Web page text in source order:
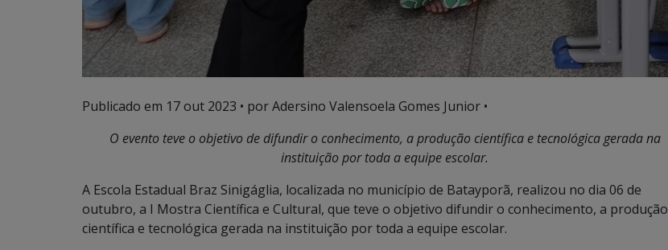
Publicado em 17 out 2023 • por Adersino Valensoela Gomes Junior •
O evento teve o objetivo de difundir o conhecimento, a produção científica e tecnológica gerada na
instituição por toda a equipe escolar.
A Escola Estadual Braz Sinigáglia, localizada no município de Batayporã, realizou no dia 06 de
outubro, a I Mostra Científica e Cultural, que teve o objetivo difundir o conhecimento, a produção
científica e tecnológica gerada na instituição por toda a equipe escolar.